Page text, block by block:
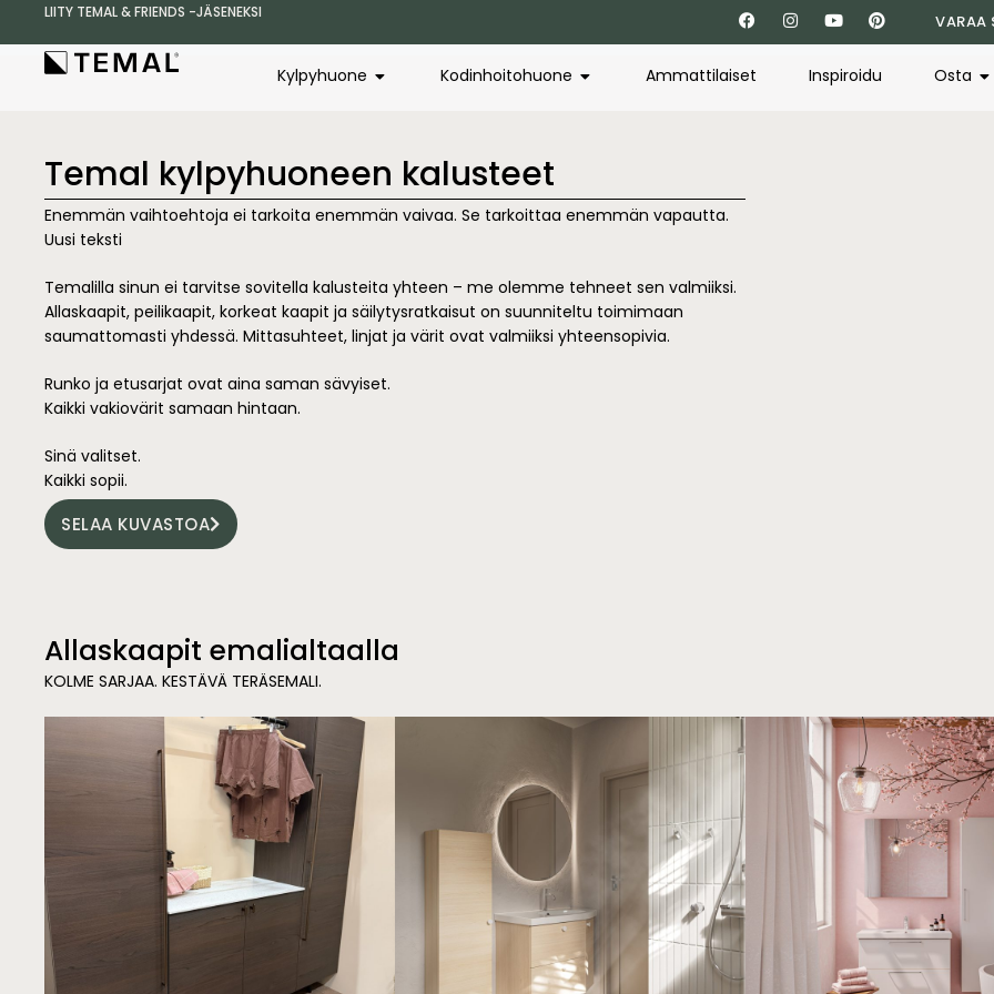
LIITY TEMAL & FRIENDS -JÄSENEKSI VARAA
Kylpyhuone Kodinhoitohuone Ammattilaiset Inspiroidu Osta
Temal kylpyhuoneen kalusteet
Enemmän vaihtoehtoja ei tarkoita enemmän vaivaa. Se tarkoittaa enemmän vapautta.
Uusi teksti
Temalilla sinun ei tarvitse sovitella kalusteita yhteen – me olemme tehneet sen valmiiksi.
Allaskaapit, peilikaapit, korkeat kaapit ja säilytysratkaisut on suunniteltu toimimaan
saumattomasti yhdessä. Mittasuhteet, linjat ja värit ovat valmiiksi yhteensopivia.
Runko ja etusarjat ovat aina saman sävyiset.
Kaikki vakiovärit samaan hintaan.
Sinä valitset.
Kaikki sopii.
SELAA KUVASTOA
Allaskaapit emalialtaalla
KOLME SARJAA. KESTÄVÄ TERÄSEMALI.